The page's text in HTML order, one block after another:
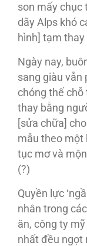
son mấy chục
dãy Alps khó
hình] tạm
Ngày nay,
sang giàu vẫn
chóng thế
thay bằng
[sửa chữa]
mẫu theo một
tục mơ và
(?)
Quyền lực
nhân trong
ăn, công ty
nhất đều ngọt